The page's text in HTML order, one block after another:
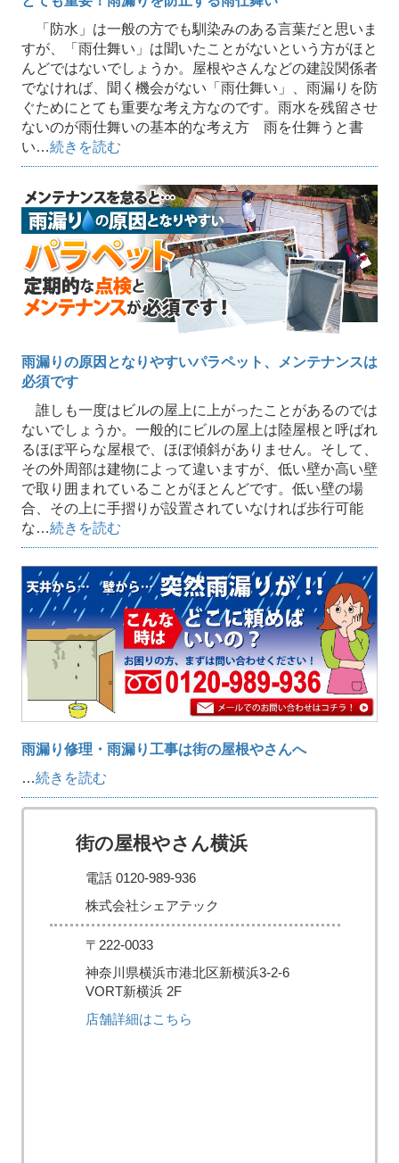
「防水」は一般の方でも馴染みのある言葉だと思いま
すが、「雨仕舞い」は聞いたことがないという方がほと
んどではないでしょうか。屋根やさんなどの建設関係者
でなければ、聞く機会がない「雨仕舞い」、雨漏りを防
ぐためにとても重要な考え方なのです。雨水を残留させ
ないのが雨仕舞いの基本的な考え方 雨を仕舞うと書
い…続きを読む
雨漏りの原因となりやすいパラペット、メンテナンスは
必須です
誰しも一度はビルの屋上に上がったことがあるのでは
ないでしょうか。一般的にビルの屋上は陸屋根と呼ばれ
るほぼ平らな屋根で、ほぼ傾斜がありません。そして、
その外周部は建物によって違いますが、低い壁か高い壁
で取り囲まれていることがほとんどです。低い壁の場
合、その上に手摺りが設置されていなければ歩行可能
な…続きを読む
雨漏り修理・雨漏り工事は街の屋根やさんへ
…続きを読む
街の屋根やさん横浜
電話 0120-989-936
株式会社シェアテック
〒222-0033
神奈川県横浜市港北区新横浜3-2-6
VORT新横浜 2F
店舗詳細はこちら